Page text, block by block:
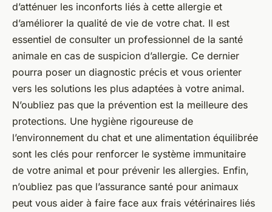
d’atténuer les inconforts liés à cette allergie et
d’améliorer la qualité de vie de votre chat. Il est
essentiel de consulter un professionnel de la santé
animale en cas de suspicion d’allergie. Ce dernier
pourra poser un diagnostic précis et vous orienter
vers les solutions les plus adaptées à votre animal.
N’oubliez pas que la prévention est la meilleure des
protections. Une hygiène rigoureuse de
l’environnement du chat et une alimentation équilibrée
sont les clés pour renforcer le système immunitaire
de votre animal et pour prévenir les allergies. Enfin,
n’oubliez pas que l’assurance santé pour animaux
peut vous aider à faire face aux frais vétérinaires liés